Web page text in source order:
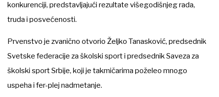
konkurenciji, predstavljajući rezultate višegodišnjeg rada,
truda i posvećenosti.
Prvenstvo je zvanično otvorio Željko Tanasković, predsednik
Svetske federacije za školski sport i predsednik Saveza za
školski sport Srbije, koji je takmičarima poželeo mnogo
uspeha i fer-plej nadmetanje.